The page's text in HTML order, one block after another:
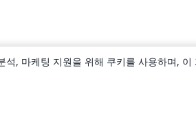
석, 마케팅 지원을 위해 쿠키를 사용하며,